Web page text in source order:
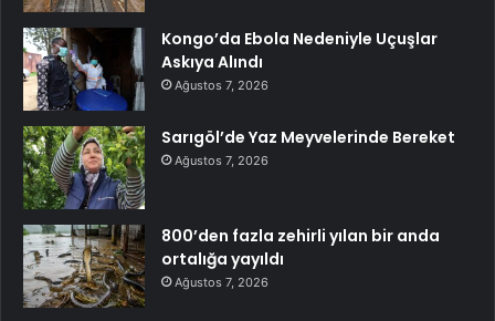
Kongo’da Ebola Nedeniyle Uçuşlar
Askıya Alındı
Ağustos 7, 2026
Sarıgöl’de Yaz Meyvelerinde Bereket
Ağustos 7, 2026
800’den fazla zehirli yılan bir anda
ortalığa yayıldı
Ağustos 7, 2026